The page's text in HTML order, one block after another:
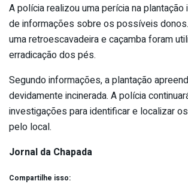
A polícia realizou uma perícia na
de informações sobre os possíveis
uma retroescavadeira e caçamba foram
erradicação dos pés.
Segundo informações, a plantação
devidamente incinerada. A polícia
investigações para identificar e localizar
pelo local.
Jornal da Chapada
Compartilhe isso: